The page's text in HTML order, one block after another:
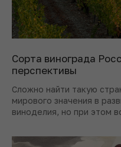
Сорта винограда
перспективы
Сложно найти такую
мирового значения в
виноделия, но при этом
именно в такой роли